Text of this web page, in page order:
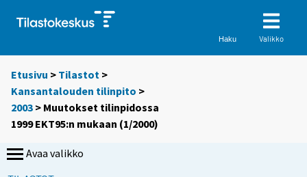
Haku Valikko
Etusivu > Tilastot >
Kansantalouden tilinpito >
2003 > Muutokset tilinpidossa
1999 EKT95:n mukaan (1/2000)
Avaa valikko